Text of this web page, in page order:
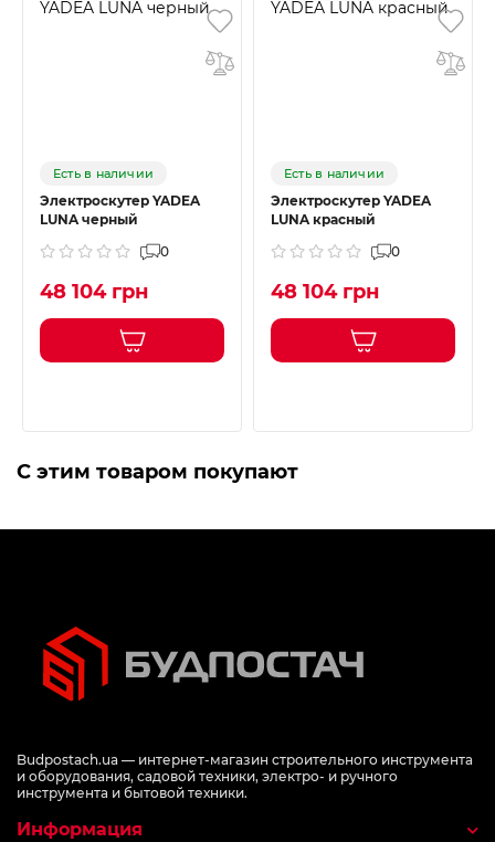
Есть в наличии
Электроскутер YADEA
LUNA черный
0
48 104 грн
Есть в наличии
Электроскутер YADEA
LUNA красный
0
48 104 грн
С этим товаром покупают
Budpostach.ua — интернет-магазин строительного инструмента
и оборудования, садовой техники, электро- и ручного
инструмента и бытовой техники.
Информация